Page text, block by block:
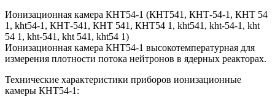
Ионизационная камера КНТ54-1 (КНТ541, КНТ-54-1, КНТ 54
1, kht54-1, КНТ-541, КНТ 541, КНТ54 1, kht541, kht-54-1, kht
54 1, kht-541, kht 541, kht54 1)
Ионизационная камера КНТ54-1 высокотемпературная для
измерения плотности потока нейтронов в ядерных реакторах.
Технические характеристики приборов ионизационные
камеры КНТ54-1: